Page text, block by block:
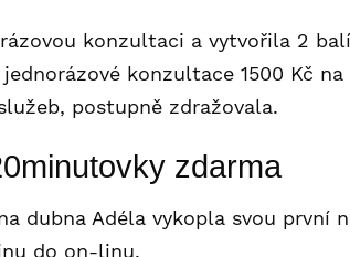
konzultaci a vytvořila 2
jednorázové konzultace 1500 Kč
postupně zdražovala.
zdarma
dubna Adéla vykopla svou
do on-linu.